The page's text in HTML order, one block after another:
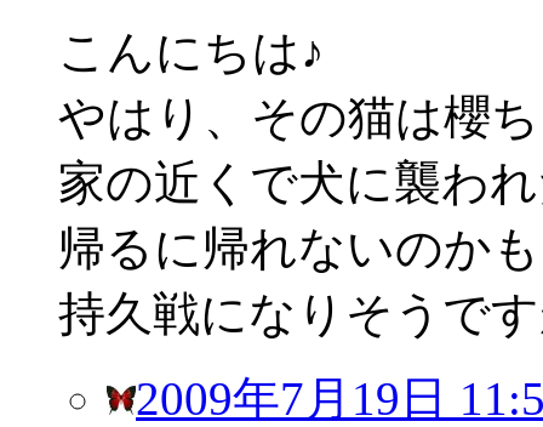
こんにちは♪
やはり、その猫は櫻
家の近くで犬に襲わ
帰るに帰れないのか
持久戦になりそうで
2009年7月19日